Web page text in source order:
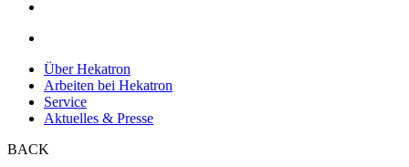
Über Hekatron
Arbeiten bei Hekatron
Service
Aktuelles & Presse
BACK